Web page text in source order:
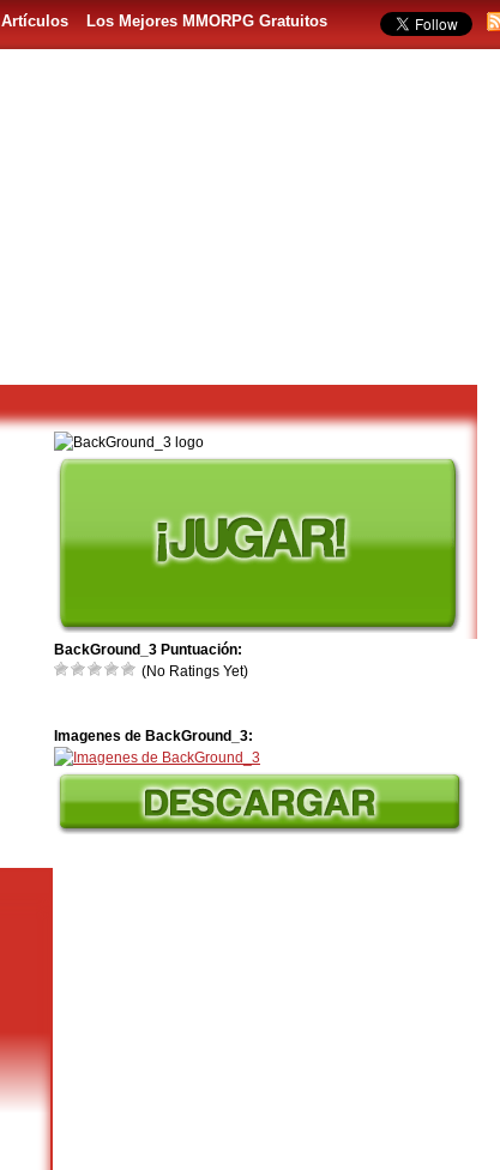
Artículos Los Mejores MMORPG Gratuitos
BackGround_3 Puntuación:
(No Ratings Yet)
Imagenes de BackGround_3: